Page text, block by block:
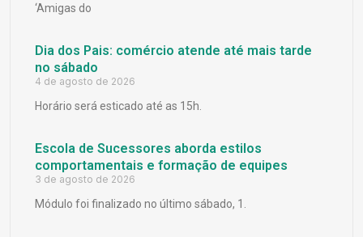
‘Amigas do
Dia dos Pais: comércio atende até mais tarde
no sábado
4 de agosto de 2026
Horário será esticado até as 15h.
Escola de Sucessores aborda estilos
comportamentais e formação de equipes
3 de agosto de 2026
Módulo foi finalizado no último sábado, 1.